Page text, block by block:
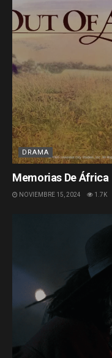
DRAMA
Memorias De África
NOVIEMBRE 15, 2024 1.7K